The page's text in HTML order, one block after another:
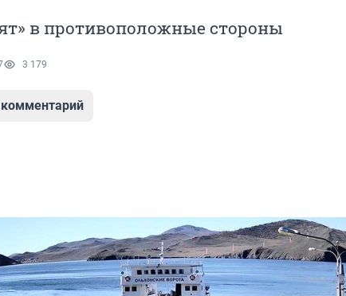
в противоположные стороны
3 179